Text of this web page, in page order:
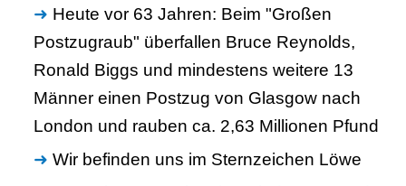
Heute vor 63 Jahren: Beim "Großen
Postzugraub" überfallen Bruce Reynolds,
Ronald Biggs und mindestens weitere 13
Männer einen Postzug von Glasgow nach
London und rauben ca. 2,63 Millionen Pfund
Wir befinden uns im Sternzeichen Löwe